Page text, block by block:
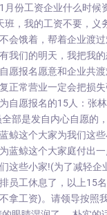
月份工资企业什么时候
班，我的工资不要，义
会饿着，帮着企业渡
我们的明天，我把我
愿报名愿意和企业共
正常营业一定会把损
自愿报名的15人：张
部是发自内心自愿的
鲸这个大家为我们这
蓝鲸这个大家庭付出
这些小家!(为了减轻企
员工休息了，以上15
拿工资)。请领导按照